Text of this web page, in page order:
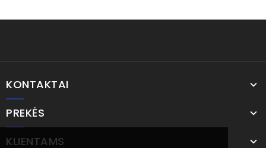
KONTAKTAI
PREKĖS
KLIENTAMS